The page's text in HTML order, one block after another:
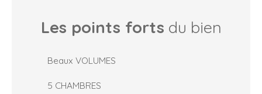
Les points forts du bien
Beaux VOLUMES
5 CHAMBRES